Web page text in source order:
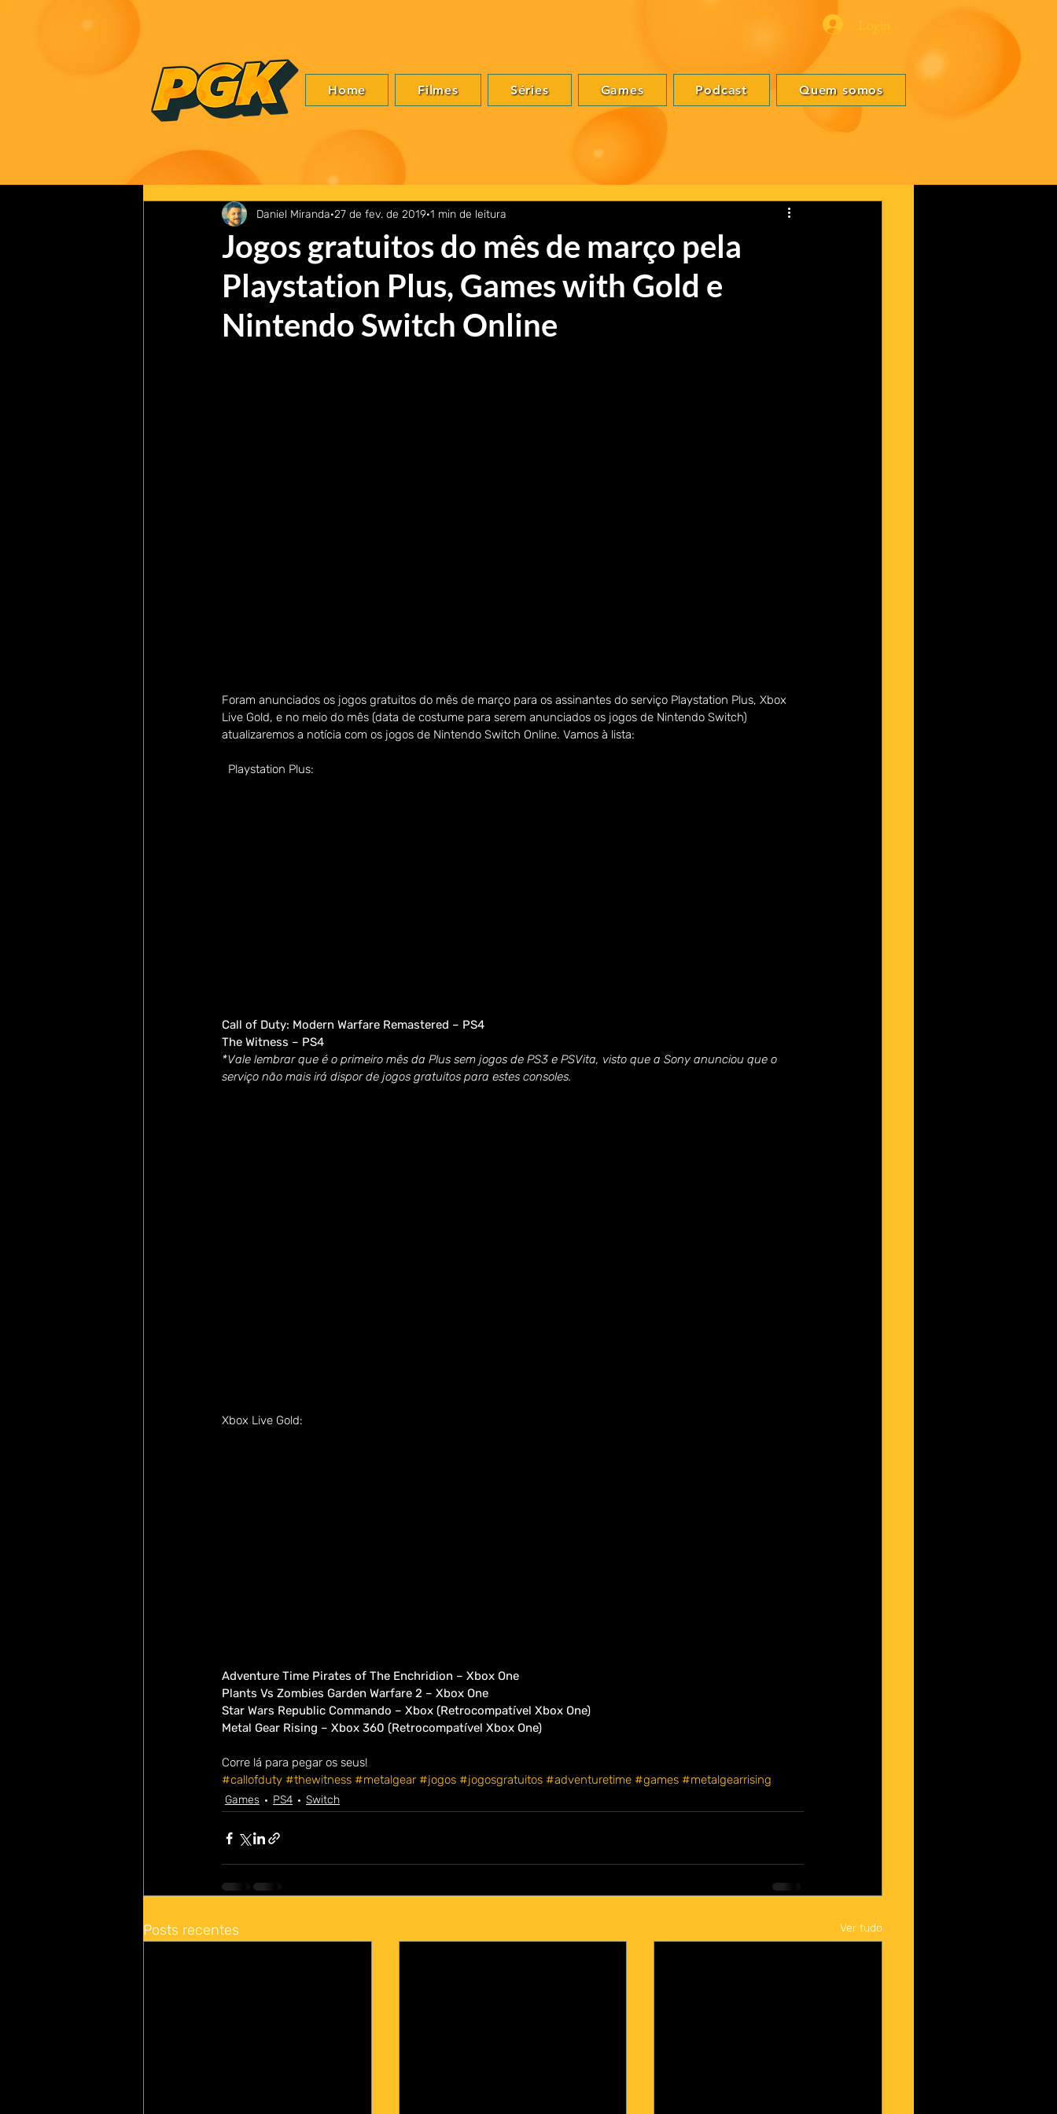
Home Filmes Séries Games Podcast Quem somos
Jogos gratuitos do mês de março pela
Playstation Plus, Games with Gold e
Nintendo Switch Online
Daniel Miranda 27 de fev. de 2019 1 min de leitura
Foram anunciados os jogos gratuitos do mês de março para os assinantes do serviço Playstation Plus, Xbox
Live Gold, e no meio do mês (data de costume para serem anunciados os jogos de Nintendo Switch)
atualizaremos a notícia com os jogos de Nintendo Switch Online. Vamos à lista:
Playstation Plus:
Call of Duty: Modern Warfare Remastered – PS4
The Witness – PS4
*Vale lembrar que é o primeiro mês da Plus sem jogos de PS3 e PSVita, visto que a Sony anunciou que o
serviço não mais irá dispor de jogos gratuitos para estes consoles.
Xbox Live Gold:
Adventure Time Pirates of The Enchridion – Xbox One
Plants Vs Zombies Garden Warfare 2 – Xbox One
Star Wars Republic Commando – Xbox (Retrocompatível Xbox One)
Metal Gear Rising – Xbox 360 (Retrocompatível Xbox One)
Corre lá para pegar os seus!
#callofduty #thewitness #metalgear #jogos #jogosgratuitos #adventuretime #games #metalgearrising
Games PS4 Switch
Posts recentes Ver tudo